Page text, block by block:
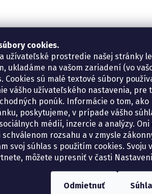
cookies.
užívateľské prostredie našej stránky
ukladáme na vašom zariadení (vo
Cookies sú malé textové súbory
vášho užívateľského nastavenia, pre
ponúk. Informácie o tom, ako
poskytujeme, v prípade vášho
médií, inzercie a analýzy.
rozsahu a v zmysle
svoj súhlas s použitím cookies. Svoju
môžete upresniť v časti
Odmietnuť